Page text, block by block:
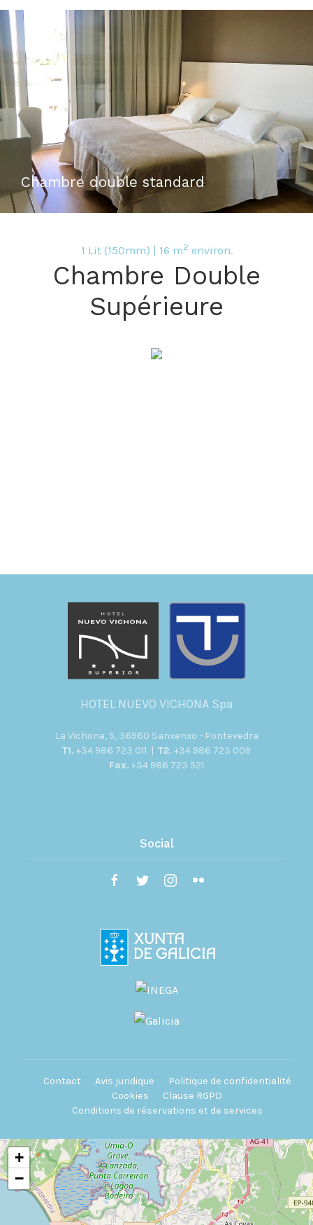
Chambre double standard
1 Lit (150mm) | 16 m2 environ.
Chambre Double
Supérieure
HOTEL NUEVO VICHONA Spa
La Vichona, 5, 36960 Sanxenxo - Pontevedra
T1. +34 986 723 011 | T2. +34 986 723 009
Fax. +34 986 723 521
Social
Contact Avis juridique
Politique de confidentialité
Cookies
Clause RGPD
Conditions de réservations et de services
+
−